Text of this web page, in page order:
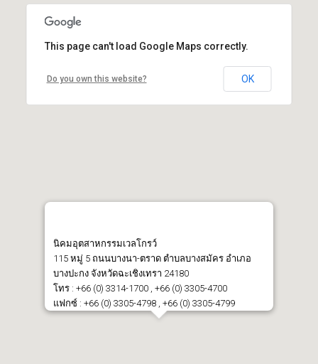
นิคมอุตสาหกรรมเวลโกรว์
115 หมู่ 5 ถนนบางนา-ตราด ตำบลบางสมัคร อำเภอ
บางปะกง จังหวัดฉะเชิงเทรา 24180
โทร : +66 (0) 3314-1700 , +66 (0) 3305-4700
แฟกซ์ : +66 (0) 3305-4798 , +66 (0) 3305-4799
This page can't load Google Maps correctly.
Do you own this website? OK